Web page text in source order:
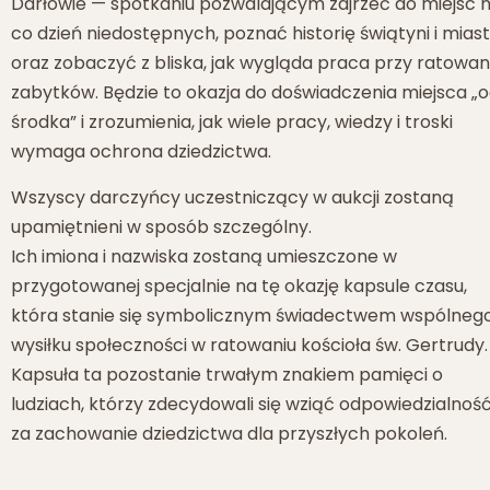
co dzień niedostępnych, poznać historię świątyni i
oraz zobaczyć z bliska, jak wygląda praca przy
zabytków. Będzie to okazja do doświadczenia miejsca
środka” i zrozumienia, jak wiele pracy, wiedzy i troski
wymaga ochrona dziedzictwa.
Wszyscy darczyńcy uczestniczący w aukcji zostaną
upamiętnieni w sposób szczególny.
Ich imiona i nazwiska zostaną umieszczone w
przygotowanej specjalnie na tę okazję kapsule czasu,
która stanie się symbolicznym świadectwem
wysiłku społeczności w ratowaniu kościoła św. Gertrudy.
Kapsuła ta pozostanie trwałym znakiem pamięci o
ludziach, którzy zdecydowali się wziąć odpowiedzialność
za zachowanie dziedzictwa dla przyszłych pokoleń.